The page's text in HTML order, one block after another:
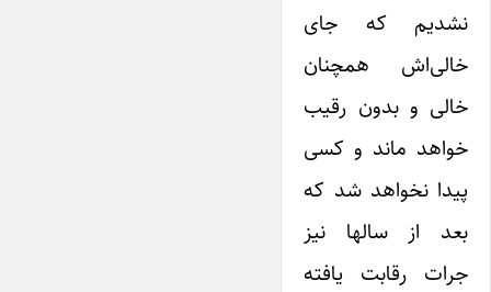
نشدیم که جای
خالی‌اش همچنان
خالی و بدون رقیب
خواهد ماند و کسی
پیدا نخواهد شد که
بعد از سالها نیز
جرات رقابت یافته